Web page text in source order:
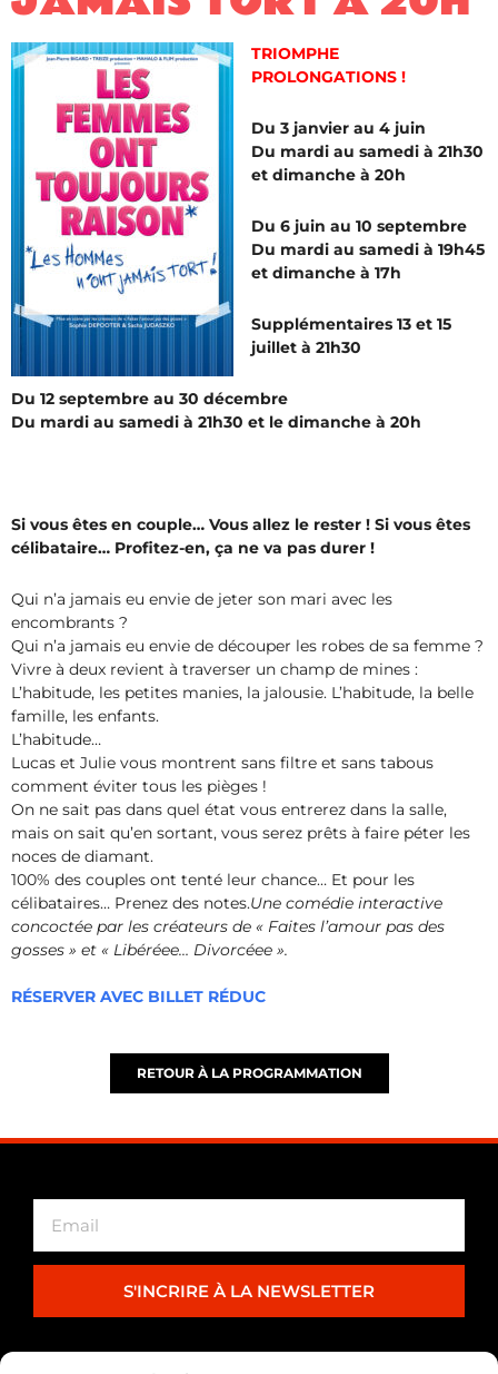
TRIOMPHE
PROLONGATIONS !
Du 3 janvier au 4 juin
Du mardi au samedi à 21h30
et dimanche à 20h
Du 6 juin au 10 septembre
Du mardi au samedi à 19h45
et dimanche à 17h
Supplémentaires 13 et 15
juillet à 21h30
Du 12 septembre au 30 décembre
Du mardi au samedi à 21h30 et le dimanche à 20h
Si vous êtes en couple… Vous allez le rester ! Si vous êtes
célibataire… Profitez-en, ça ne va pas durer !
Qui n’a jamais eu envie de jeter son mari avec les
encombrants ?
Qui n’a jamais eu envie de découper les robes de sa femme ?
Vivre à deux revient à traverser un champ de mines :
L’habitude, les petites manies, la jalousie. L’habitude, la belle
famille, les enfants.
L’habitude…
Lucas et Julie vous montrent sans filtre et sans tabous
comment éviter tous les pièges !
On ne sait pas dans quel état vous entrerez dans la salle,
mais on sait qu’en sortant, vous serez prêts à faire péter les
noces de diamant.
100% des couples ont tenté leur chance… Et pour les
célibataires… Prenez des notes.Une comédie interactive
concoctée par les créateurs de « Faites l’amour pas des
gosses » et « Libéréee… Divorcéee ».
RÉSERVER AVEC BILLET RÉDUC
RETOUR À LA PROGRAMMATION
S'INCRIRE À LA NEWSLETTER